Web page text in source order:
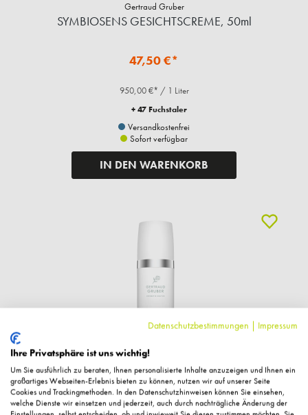
Gertraud Gruber
SYMBIOSENS GESICHTSCREME, 50ml
47,50 €*
950,00 €* / 1 Liter
+ 47 Fuchstaler
Versandkostenfrei
Sofort verfügbar
IN DEN WARENKORB
Gertraud Gruber
Hydro3 Hyaluron Serum, 30ml
Datenschutzbestimmungen | Impressum
Ihre Privatsphäre ist uns wichtig!
Um Sie ausführlich zu beraten, Ihnen personalisierte Inhalte anzuzeigen und Ihnen ein
großartiges Webseiten-Erlebnis bieten zu können, nutzen wir auf unserer Seite
Cookies und Trackingmethoden. In den Datenschutzhinweisen können Sie einsehen,
welche Dienste wir einsetzen und jederzeit, auch durch nachträgliche Änderung der